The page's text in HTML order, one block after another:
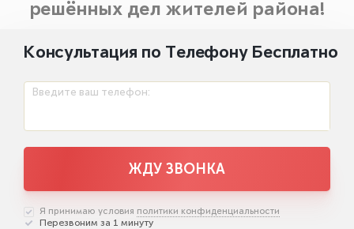
решённых дел жителей района!
Консультация по Телефону Бесплатно
Введите ваш телефон:
ЖДУ ЗВОНКА
Я принимаю условия политики конфиденциальности
Перезвоним за 1 минуту